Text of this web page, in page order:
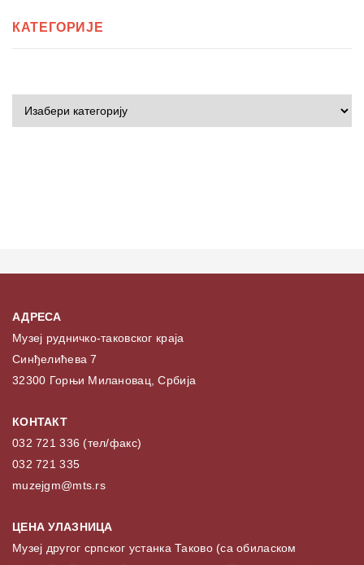
КАТЕГОРИЈЕ
АДРЕСА
Музеј рудничко-таковског краја
Синђелићева 7
32300 Горњи Милановац, Србија
КОНТАКТ
032 721 336 (тел/факс)
032 721 335
muzejgm@mts.rs
ЦЕНА УЛАЗНИЦА
Музеј другог српског устанка Таково (са обиласком